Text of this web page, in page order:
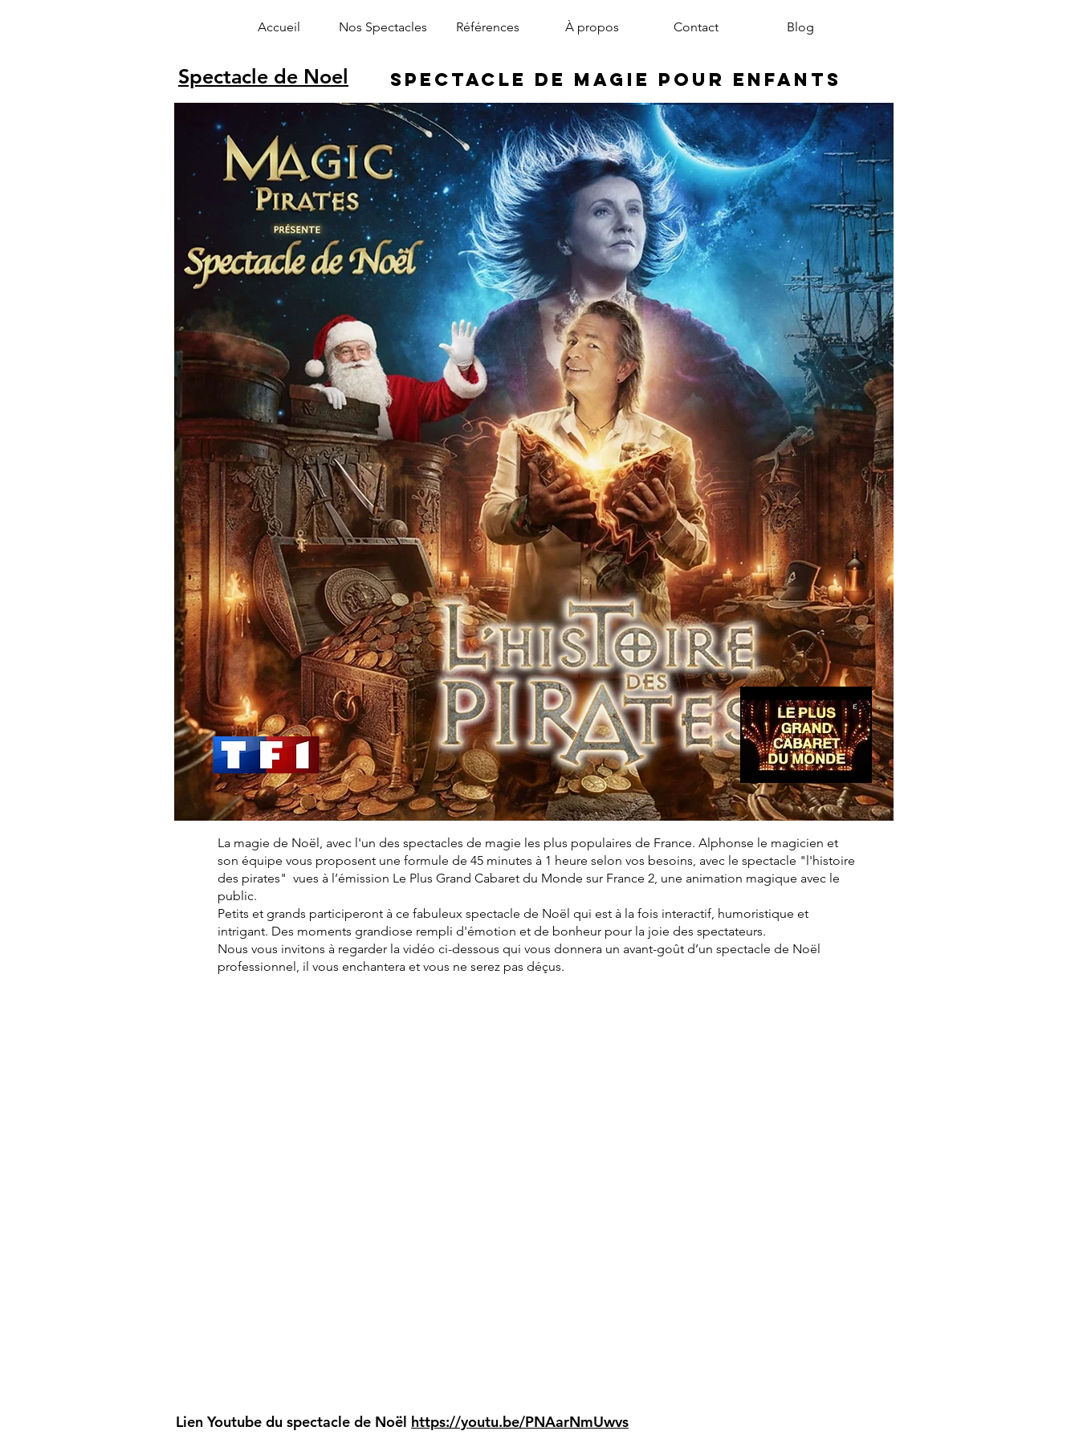
Accueil Nos Spectacles Références À propos Contact Blog
Spectacle de Noel Spectacle de Magie pour enfants
Alphonse le magicien arbre de noël
La magie de Noël, avec l'un des spectacles de magie les plus populaires de France. Alphonse le magicien et
son équipe vous proposent une formule de 45 minutes à 1 heure selon vos besoins, avec le spectacle "l'histoire
des pirates" vues à l’émission Le Plus Grand Cabaret du Monde sur France 2, une animation magique avec le
public.
Petits et grands participeront à ce fabuleux spectacle de Noël qui est à la fois interactif, humoristique et
intrigant. Des moments grandiose rempli d'émotion et de bonheur pour la joie des spectateurs.
Nous vous invitons à regarder la vidéo ci-dessous qui vous donnera un avant-goût d’un spectacle de Noël
professionnel, il vous enchantera et vous ne serez pas déçus.
Lien Youtube du spectacle de Noël https://youtu.be/PNAarNmUwvs